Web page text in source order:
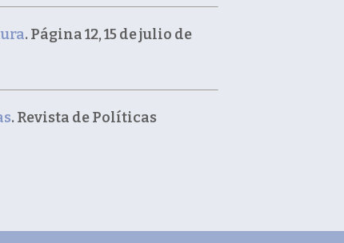
. Página 12, 15 de julio de
. Revista de Políticas